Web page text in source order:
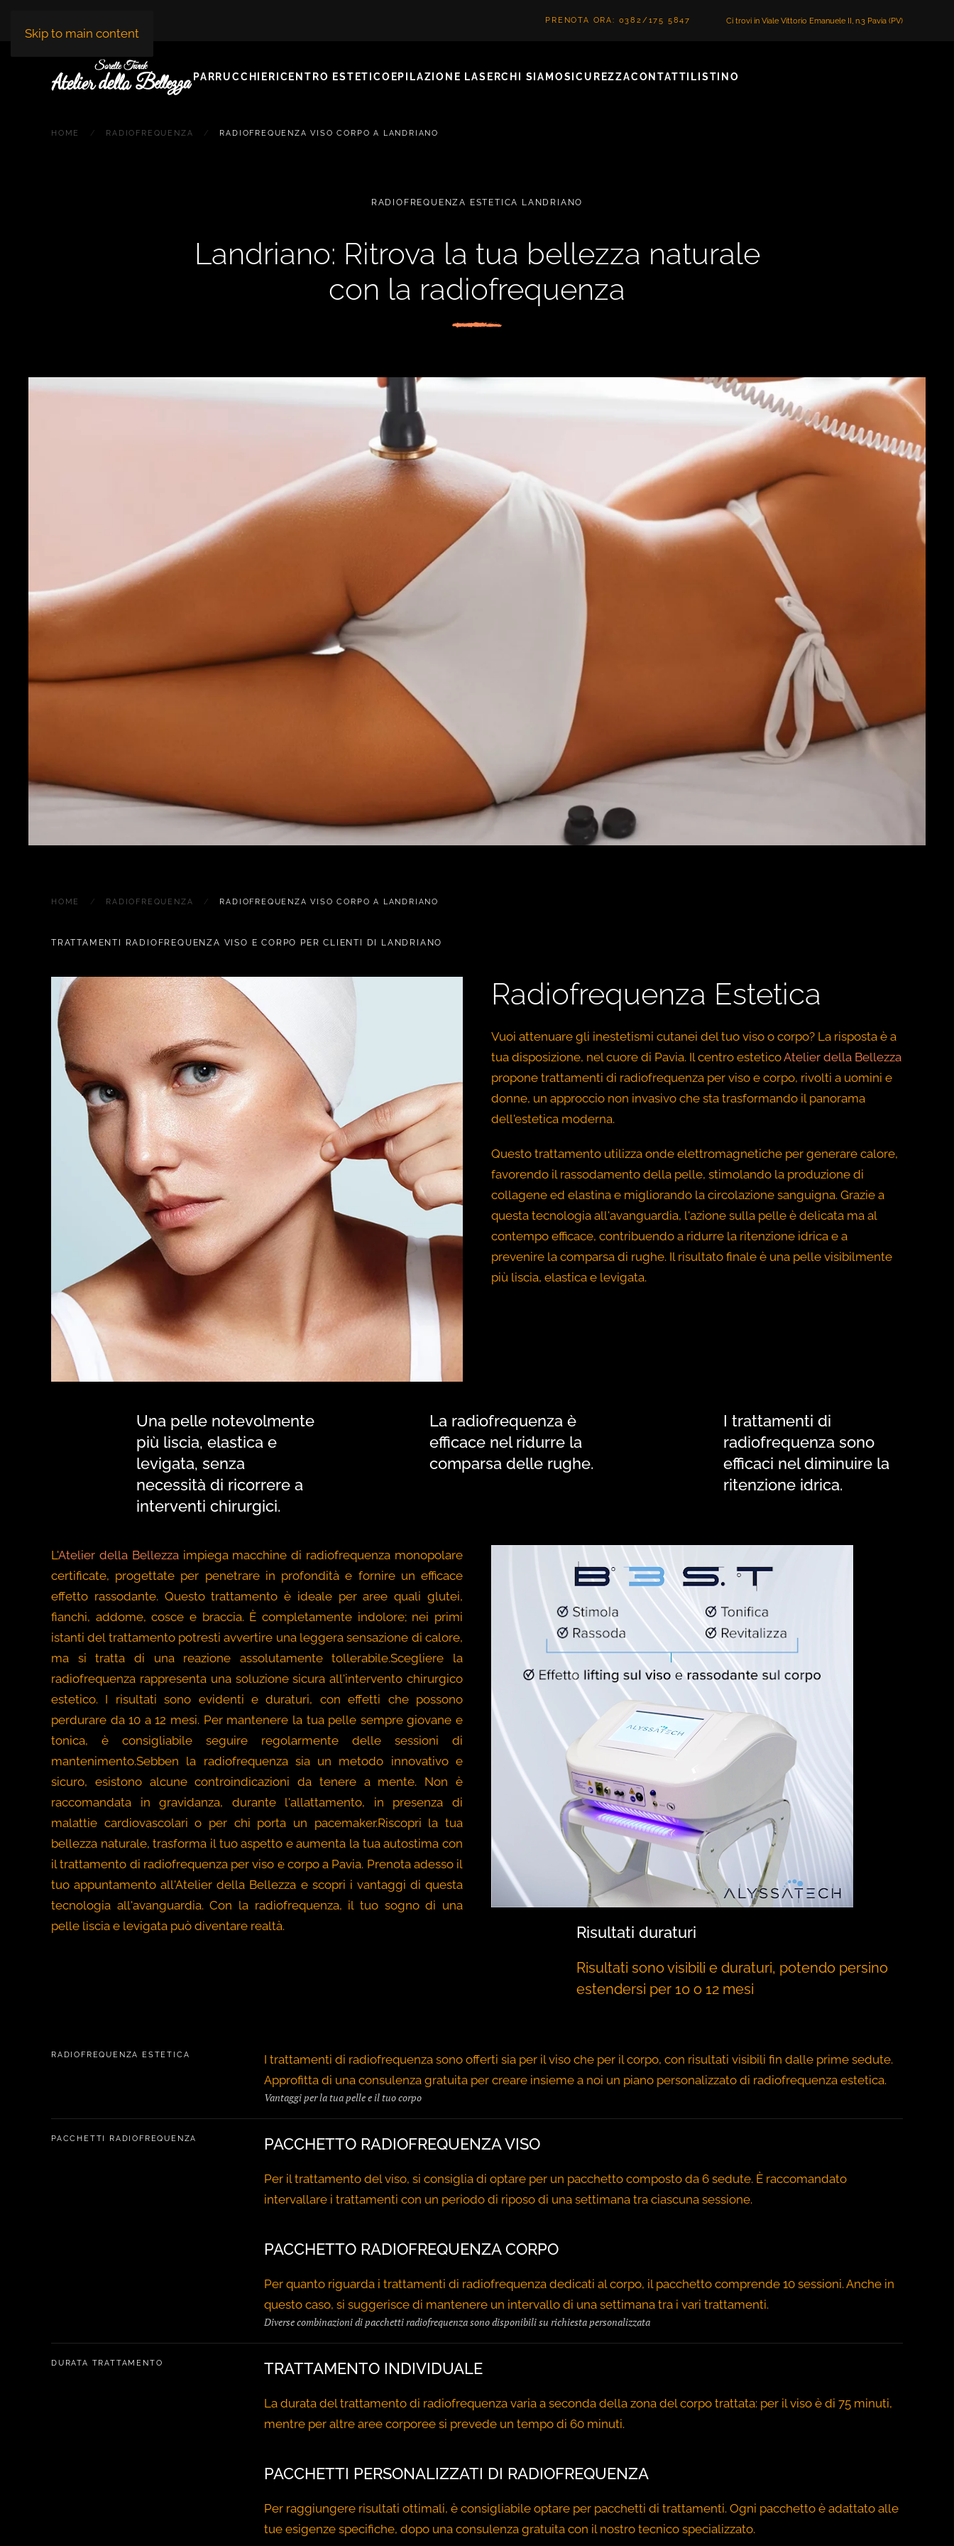
Skip to main content
PRENOTA ORA: 0382/175 5847 Ci trovi in Viale Vittorio Emanuele II, n.3 Pavia (PV)
PARRUCCHIERI CENTRO ESTETICO EPILAZIONE LASERCHI SIAMOSICUREZZACONTATTI LISTINO
HOME RADIOFREQUENZA RADIOFREQUENZA VISO CORPO A LANDRIANO
RADIOFREQUENZA ESTETICA LANDRIANO
Landriano: Ritrova la tua bellezza naturale
con la radiofrequenza
HOME RADIOFREQUENZA RADIOFREQUENZA VISO CORPO A LANDRIANO
TRATTAMENTI RADIOFREQUENZA VISO E CORPO PER CLIENTI DI LANDRIANO
Radiofrequenza Estetica
Vuoi attenuare gli inestetismi cutanei del tuo viso o corpo? La risposta è a
tua disposizione, nel cuore di Pavia. Il centro esteticoAtelier della Bellezza
propone trattamenti di radiofrequenza per viso e corpo, rivolti a uomini e
donne, un approccio non invasivo che sta trasformando il panorama
dell'estetica moderna.
Questo trattamento utilizza onde elettromagnetiche per generare calore,
favorendo il rassodamento della pelle, stimolando la produzione di
collagene ed elastina e migliorando la circolazione sanguigna. Grazie a
questa tecnologia all'avanguardia, l'azione sulla pelle è delicata ma al
contempo efficace, contribuendo a ridurre la ritenzione idrica e a
prevenire la comparsa di rughe. Il risultato finale è una pelle visibilmente
più liscia, elastica e levigata.
Una pelle notevolmente
più liscia, elastica e
levigata, senza
necessità di ricorrere a
interventi chirurgici.
La radiofrequenza è
efficace nel ridurre la
comparsa delle rughe.
I trattamenti di
radiofrequenza sono
efficaci nel diminuire la
ritenzione idrica.
L'Atelier della Bellezzaimpiega macchine di radiofrequenza monopolare
certificate, progettate per penetrare in profondità e fornire un efficace
effetto rassodante. Questo trattamento è ideale per aree quali glutei,
fianchi, addome, cosce e braccia. È completamente indolore; nei primi
istanti del trattamento potresti avvertire una leggera sensazione di calore,
ma si tratta di una reazione assolutamente tollerabile.Scegliere la
radiofrequenza rappresenta una soluzione sicura all'intervento chirurgico
estetico. I risultati sono evidenti e duraturi, con effetti che possono
perdurare da 10 a 12 mesi. Per mantenere la tua pelle sempre giovane e
tonica, è consigliabile seguire regolarmente delle sessioni di
mantenimento.Sebben la radiofrequenza sia un metodo innovativo e
sicuro, esistono alcune controindicazioni da tenere a mente. Non è
raccomandata in gravidanza, durante l'allattamento, in presenza di
malattie cardiovascolari o per chi porta un pacemaker.Riscopri la tua
bellezza naturale, trasforma il tuo aspetto e aumenta la tua autostima con
il trattamento di radiofrequenza per viso e corpo a Pavia. Prenota adesso il
tuo appuntamento all'Atelier della Bellezza e scopri i vantaggi di questa
tecnologia all'avanguardia. Con la radiofrequenza, il tuo sogno di una
pelle liscia e levigata può diventare realtà.
Risultati duraturi
Risultati sono visibili e duraturi, potendo persino
estendersi per 10 o 12 mesi
RADIOFREQUENZA ESTETICA
I trattamenti di radiofrequenza sono offerti sia per il viso che per il corpo, con risultati visibili fin dalle prime sedute.
Approfitta di una consulenza gratuita per creare insieme a noi un piano personalizzato di radiofrequenza estetica.
Vantaggi per la tua pelle e il tuo corpo
PACCHETTI RADIOFREQUENZA PACCHETTO RADIOFREQUENZA VISO
Per il trattamento del viso, si consiglia di optare per un pacchetto composto da 6 sedute. È raccomandato
intervallare i trattamenti con un periodo di riposo di una settimana tra ciascuna sessione.
PACCHETTO RADIOFREQUENZA CORPO
Per quanto riguarda i trattamenti di radiofrequenza dedicati al corpo, il pacchetto comprende 10 sessioni. Anche in
questo caso, si suggerisce di mantenere un intervallo di una settimana tra i vari trattamenti.
Diverse combinazioni di pacchetti radiofrequenza sono disponibili su richiesta personalizzata
DURATA TRATTAMENTO TRATTAMENTO INDIVIDUALE
La durata del trattamento di radiofrequenza varia a seconda della zona del corpo trattata: per il viso è di 75 minuti,
mentre per altre aree corporee si prevede un tempo di 60 minuti.
PACCHETTI PERSONALIZZATI DI RADIOFREQUENZA
Per raggiungere risultati ottimali, è consigliabile optare per pacchetti di trattamenti. Ogni pacchetto è adattato alle
tue esigenze specifiche, dopo una consulenza gratuita con il nostro tecnico specializzato.